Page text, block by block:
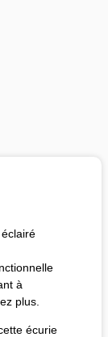
à
plus.
écurie